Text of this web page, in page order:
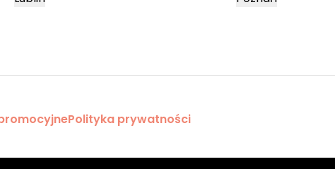
Polityka prywatności